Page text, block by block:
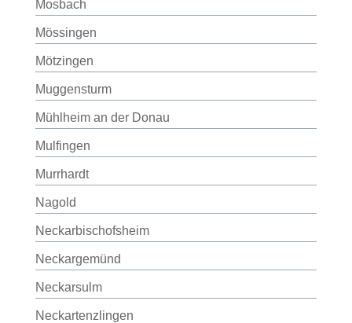
Mosbach
Mössingen
Mötzingen
Muggensturm
Mühlheim an der Donau
Mulfingen
Murrhardt
Nagold
Neckarbischofsheim
Neckargemünd
Neckarsulm
Neckartenzlingen